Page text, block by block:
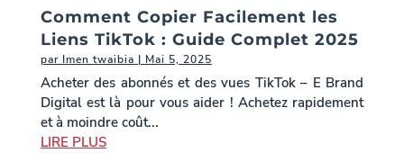
Comment Copier Facilement les
Liens TikTok : Guide Complet 2025
par Imen twaibia | Mai 5, 2025
Acheter des abonnés et des vues TikTok – E Brand
Digital est là pour vous aider ! Achetez rapidement
et à moindre coût...
LIRE PLUS